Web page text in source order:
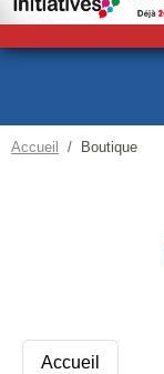
Accueil Boutique
Accueil